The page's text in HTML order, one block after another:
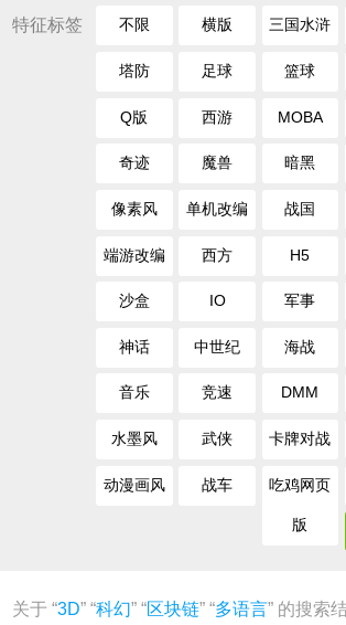
特征标签 不限 横版 三国水浒
塔防 足球 篮球
Q版 西游 MOBA
奇迹 魔兽 暗黑
像素风 单机改编 战国
端游改编 西方 H5
沙盒 IO 军事
神话 中世纪 海战
音乐 竞速 DMM
水墨风 武侠 卡牌对战
动漫画风 战车 吃鸡网页
版
关于 “3D” “科幻” “区块链” “多语言” 的搜索